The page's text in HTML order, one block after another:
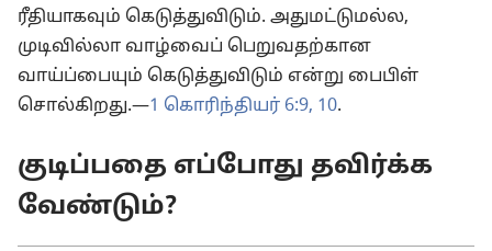
ரீதியாகவும் கெடுத்துவிடும். அதுமட்டுமல்ல,
முடிவில்லா வாழ்வைப் பெறுவதற்கான
வாய்ப்பையும் கெடுத்துவிடும் என்று பைபிள்
சொல்கிறது.—1 கொரிந்தியர் 6:9, 10.
குடிப்பதை எப்போது தவிர்க்க
வேண்டும்?